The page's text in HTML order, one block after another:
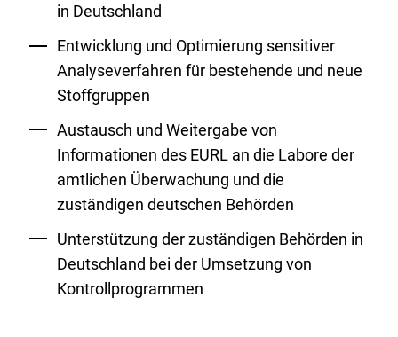
in Deutschland
Entwicklung und Optimierung sensitiver
Analyseverfahren für bestehende und neue
Stoffgruppen
Austausch und Weitergabe von
Informationen des EURL an die Labore der
amtlichen Überwachung und die
zuständigen deutschen Behörden
Unterstützung der zuständigen Behörden in
Deutschland bei der Umsetzung von
Kontrollprogrammen